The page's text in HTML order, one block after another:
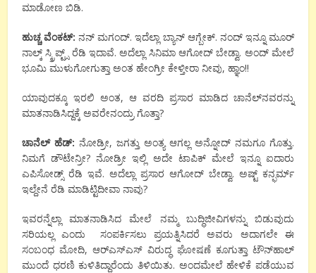
ಮಾಡೋಣ ಬಿಡಿ.
ಹುಚ್ಚ ವೆಂಕಟ್:ನನ್ ಮಗಂದ್. ಇದೆಲ್ಲಾ ಬ್ಯಾನ್ ಆಗ್ಬೇಕ್. ನಂದ್ ಇನ್ನೂ ಮೂರ್
ನಾಲ್ಕ್ ಸ್ಕ್ರಿಪ್ಟ್ಸ್ ರೆಡಿ ಇದಾವೆ. ಅದೆಲ್ಲಾ ಸಿನಿಮಾ ಆಗೋದ್ ಬೇಡ್ವಾ. ಅಂದ್ ಮೇಲೆ
ಭೂಮಿ ಮುಳುಗೋಗುತ್ತಾ ಅಂತ ಹೇಂಗ್ರೀ ಕೇಳ್ತೀರಾ ನೀವು, ಹ್ಞಾಂ!!
ಯಾವುದಕ್ಕೂ ಇರಲಿ ಅಂತ, ಆ ವರದಿ ಪ್ರಸಾರ ಮಾಡಿದ ಚಾನೆಲ್‌ನವರನ್ನು
ಮಾತನಾಡಿಸಿದ್ದಕ್ಕೆ ಅವರೇನಂದ್ರು ಗೊತ್ತಾ?
ಚಾನೆಲ್ ಹೆಡ್:ನೋಡ್ರೀ, ಜಗತ್ತು ಅಂತ್ಯ ಆಗಲ್ಲ ಅನ್ನೋದ್ ನಮಗೂ ಗೊತ್ತು.
ನಿಮಗೆ ಡೌಟೇನ್ರೀ? ನೋಡ್ರೀ ಇಲ್ಲಿ ಅದೇ ಟಾಪಿಕ್ ಮೇಲೆ ಇನ್ನೂ ಐದಾರು
ಎಪಿಸೋಡ್ಸ್ ರೆಡಿ ಇವೆ. ಅದೆಲ್ಲಾ ಪ್ರಸಾರ ಆಗೋದ್ ಬೇಡ್ವಾ. ಅಷ್ಟ್ ಕನ್ಫರ್ಮ್
ಇಲ್ದೇನೆ ರೆಡಿ ಮಾಡಿಟ್ಟಿದೀವಾ ನಾವು?
ಇವರನ್ನೆಲ್ಲಾ ಮಾತನಾಡಿಸಿದ ಮೇಲೆ ನಮ್ಮ ಬುದ್ಧಿಜೀವಿಗಳನ್ನು ಬಿಡುವುದು
ಸರಿಯಲ್ಲ ಎಂದು ಸಂಪರ್ಕಿಸಲು ಪ್ರಯತ್ನಿಸಿದರೆ ಅವರು ಅದಾಗಲೇ ಈ
ಸಂಬಂಧ ಮೋದಿ, ಆರ್‌ಎಸ್‌ಎಸ್ ವಿರುದ್ಧ ಘೋಷಣೆ ಕೂಗುತ್ತಾ ಟೌನ್‌ಹಾಲ್
ಮುಂದೆ ಧರಣಿ ಕುಳಿತಿದ್ದಾರೆಂದು ತಿಳಿಯಿತು. ಅಂದಮೇಲೆ ಹೇಳಿಕೆ ಪಡೆಯುವ